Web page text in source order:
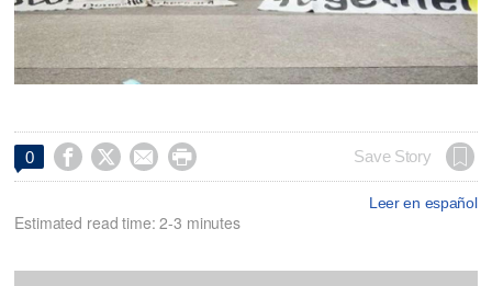
0     Save Story
Leer en español
Estimated read time: 2-3 minutes